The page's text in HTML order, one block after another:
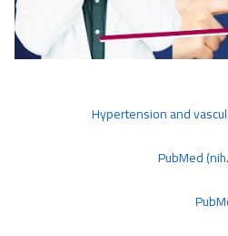
Hypertension and